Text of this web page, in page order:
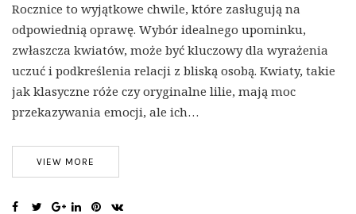
Rocznice to wyjątkowe chwile, które zasługują na
odpowiednią oprawę. Wybór idealnego upominku,
zwłaszcza kwiatów, może być kluczowy dla wyrażenia
uczuć i podkreślenia relacji z bliską osobą. Kwiaty, takie
jak klasyczne róże czy oryginalne lilie, mają moc
przekazywania emocji, ale ich…
VIEW MORE